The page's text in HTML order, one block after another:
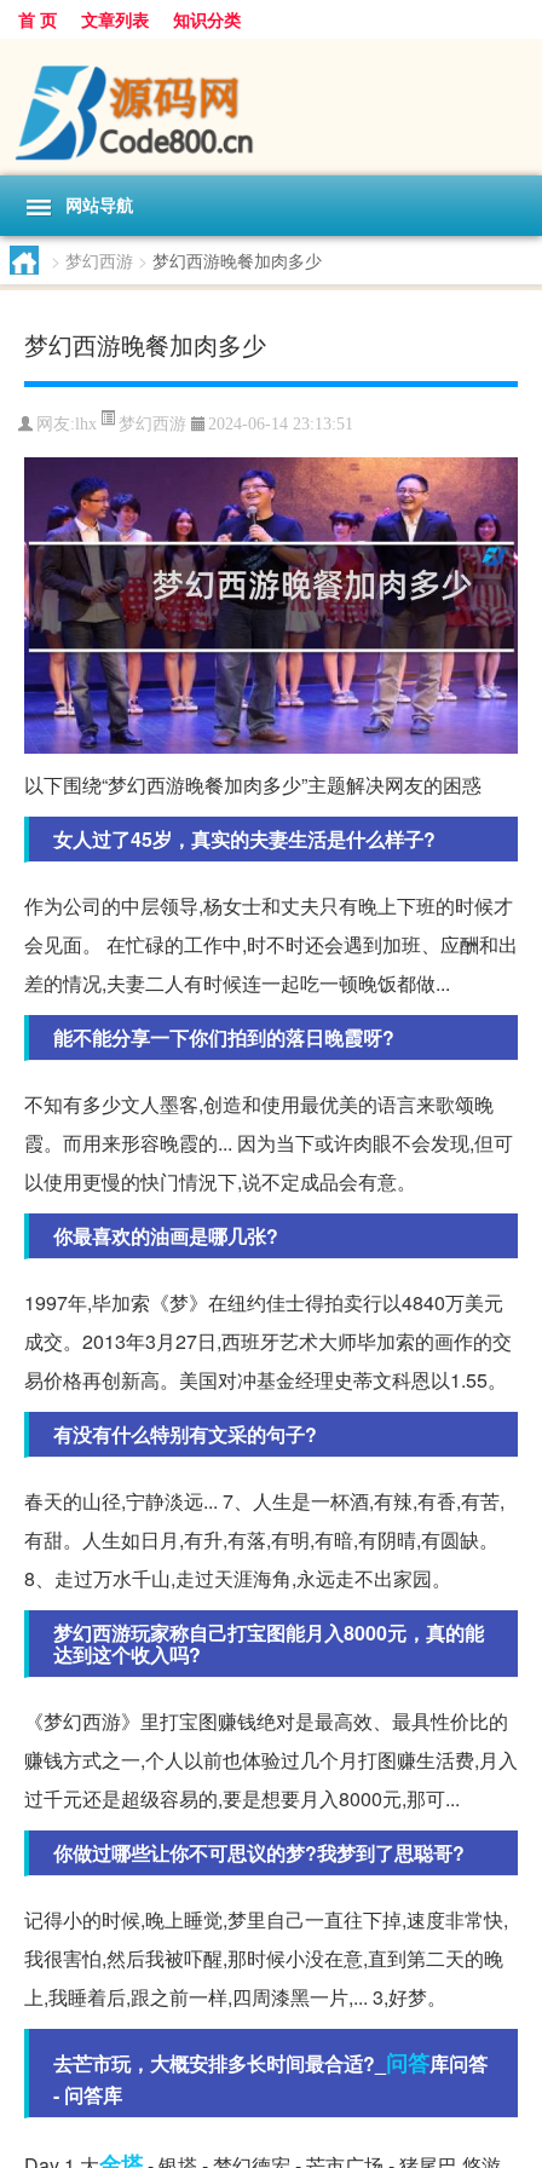
首 页 文章列表 知识分类
网站导航
> 梦幻西游 > 梦幻西游晚餐加肉多少
梦幻西游晚餐加肉多少
网友: lhx 梦幻西游 2024-06-14 23:13:51
以下围绕“梦幻西游晚餐加肉多少”主题解决网友的困惑
女人过了45岁，真实的夫妻生活是什么样子?
作为公司的中层领导,杨女士和丈夫只有晚上下班的时候才
会见面。 在忙碌的工作中,时不时还会遇到加班、应酬和出
差的情况,夫妻二人有时候连一起吃一顿晚饭都做...
能不能分享一下你们拍到的落日晚霞呀?
不知有多少文人墨客,创造和使用最优美的语言来歌颂晚
霞。而用来形容晚霞的... 因为当下或许肉眼不会发现,但可
以使用更慢的快门情況下,说不定成品会有意。
你最喜欢的油画是哪几张?
1997年,毕加索《梦》在纽约佳士得拍卖行以4840万美元
成交。2013年3月27日,西班牙艺术大师毕加索的画作的交
易价格再创新高。美国对冲基金经理史蒂文科恩以1.55。
有没有什么特别有文采的句子?
春天的山径,宁静淡远... 7、人生是一杯酒,有辣,有香,有苦,
有甜。人生如日月,有升,有落,有明,有暗,有阴晴,有圆缺。
8、走过万水千山,走过天涯海角,永远走不出家园。
梦幻西游玩家称自己打宝图能月入8000元，真的能
达到这个收入吗?
《梦幻西游》里打宝图赚钱绝对是最高效、最具性价比的
赚钱方式之一,个人以前也体验过几个月打图赚生活费,月入
过千元还是超级容易的,要是想要月入8000元,那可...
你做过哪些让你不可思议的梦?我梦到了思聪哥?
记得小的时候,晚上睡觉,梦里自己一直往下掉,速度非常快,
我很害怕,然后我被吓醒,那时候小没在意,直到第二天的晚
上,我睡着后,跟之前一样,四周漆黑一片,... 3,好梦。
去芒市玩，大概安排多长时间最合适?_ 问答库问答
- 问答库